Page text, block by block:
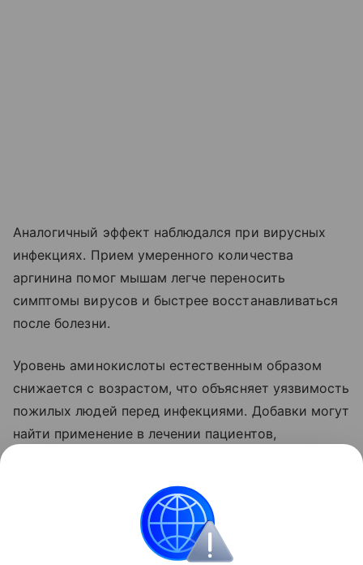
Аналогичный эффект наблюдался при вирусных
инфекциях. Прием умеренного количества
аргинина помог мышам легче переносить
симптомы вирусов и быстрее восстанавливаться
после болезни.
Уровень аминокислоты естественным образом
снижается с возрастом, что объясняет уязвимость
пожилых людей перед инфекциями. Добавки могут
найти применение в лечении пациентов,
Ранее Наука Mail рассказывала, что у бактерий
врожденную иммунную систему.